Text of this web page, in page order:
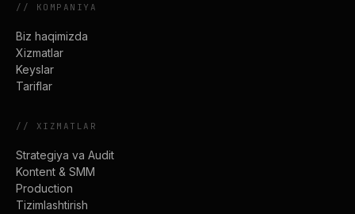
// KOMPANIYA
Biz haqimizda
Xizmatlar
Keyslar
Tariflar
// XIZMATLAR
Strategiya va Audit
Kontent & SMM
Production
Tizimlashtirish